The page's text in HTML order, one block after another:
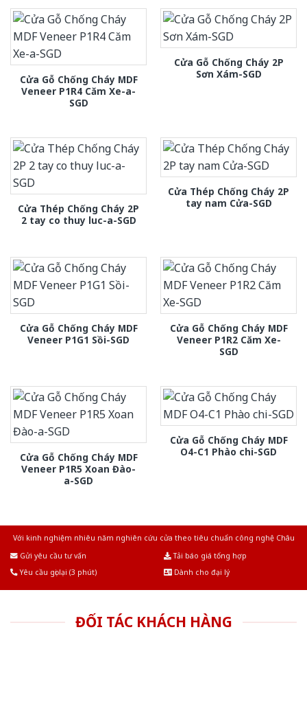
Cửa Gỗ Chống Cháy MDF
Veneer P1R4 Căm Xe-a-
SGD
Cửa Gỗ Chống Cháy 2P
Sơn Xám-SGD
Cửa Thép Chống Cháy 2P
2 tay co thuy luc-a-SGD
Cửa Thép Chống Cháy 2P
tay nam Cửa-SGD
Cửa Gỗ Chống Cháy MDF
Veneer P1G1 Sồi-SGD
Cửa Gỗ Chống Cháy MDF
Veneer P1R2 Căm Xe-
SGD
Cửa Gỗ Chống Cháy MDF
Veneer P1R5 Xoan Đào-
a-SGD
Cửa Gỗ Chống Cháy MDF
O4-C1 Phào chi-SGD
Với kinh nghiệm nhiêu năm nghiên cứu cửa theo tiêu chuẩn công nghệ Châu
Gửi yêu cầu tư vấn
Tải báo giá tổng hợp
Yêu cầu gọi lại (3 phút)
Dành cho đại lý
ĐỐI TÁC KHÁCH HÀNG